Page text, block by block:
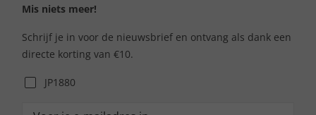
Mis niets meer!
Schrijf je in voor de nieuwsbrief en ontvang als dank een
directe korting van €10.
JP1880